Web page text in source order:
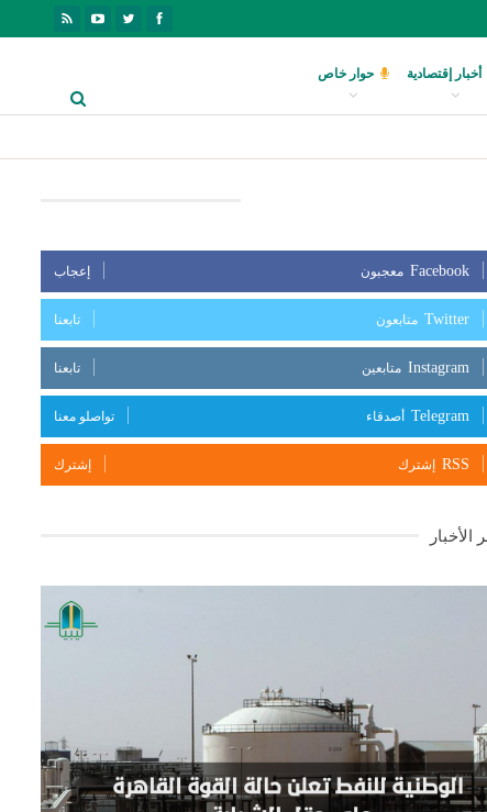
أخبار إقتصادية حوار خاص
Facebook معجبون إعجاب
Twitter متابعون تابعنا
Instagram متابعين تابعنا
Telegram أصدقاء تواصلو معنا
RSS إشترك إشترك
الأخبار